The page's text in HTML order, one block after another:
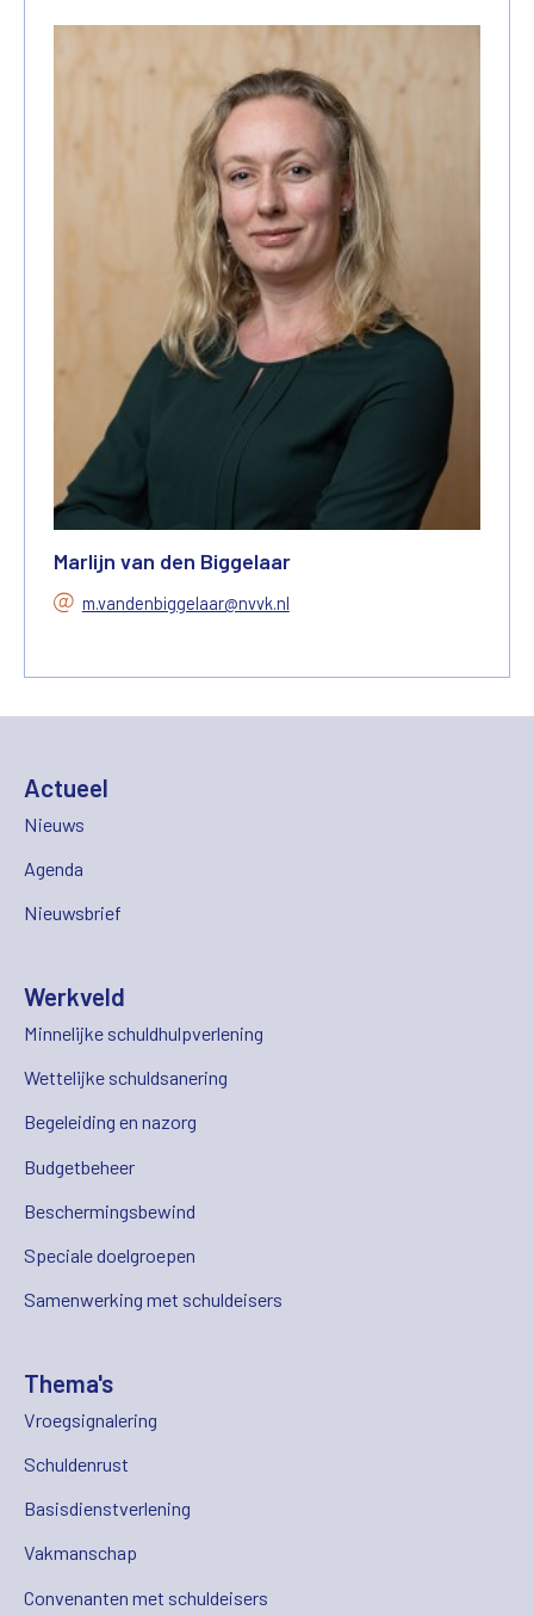
Marlijn van den Biggelaar
m.vandenbiggelaar@nvvk.nl
Actueel
Nieuws
Agenda
Nieuwsbrief
Werkveld
Minnelijke schuldhulpverlening
Wettelijke schuldsanering
Begeleiding en nazorg
Budgetbeheer
Beschermingsbewind
Speciale doelgroepen
Samenwerking met schuldeisers
Thema's
Vroegsignalering
Schuldenrust
Basisdienstverlening
Vakmanschap
Convenanten met schuldeisers